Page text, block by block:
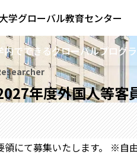
学グローバル教育センター
内でできるグローバルプログ
年度外国人等客
にて募集いたします。 ※自